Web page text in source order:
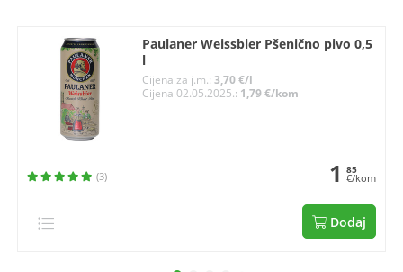
Paulaner Weissbier Pšenično pivo 0,5
l
Cijena za j.m.:3,70 €/l
Cijena 02.05.2025.: 1,79 €/kom
(3) 1 85
€/kom
Dodaj